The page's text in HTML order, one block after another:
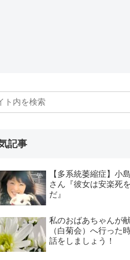
記事
【多系統萎縮症】小
さん『彼女は安楽死
だ』
私のおばあちゃんが
（白菊会）へ行った
話をしましょう！